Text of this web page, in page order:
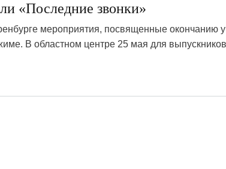
«Последние звонки»
мероприятия, посвященные окончанию
В областном центре 25 мая для